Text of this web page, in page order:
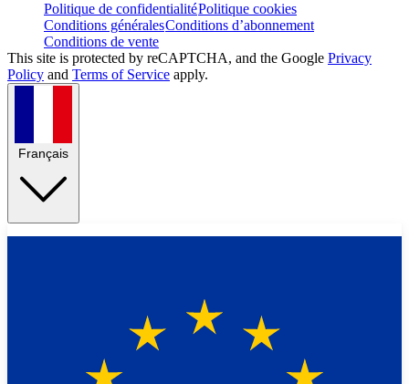
Politique de confidentialitéPolitique cookies
Conditions généralesConditions d’abonnement
Conditions de vente
This site is protected by reCAPTCHA, and the Google Privacy
Policy and Terms of Service apply.
Français